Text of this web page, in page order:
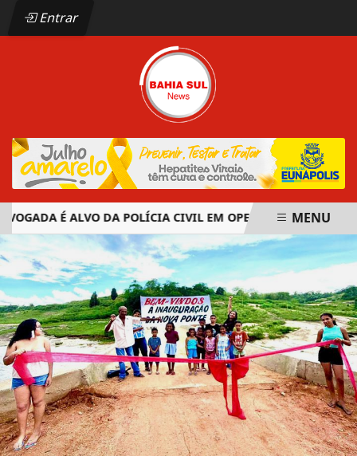
Entrar
É ALVO DA POLÍCIA CIVIL EM OPERAÇÃO CONTRA
EM ALTA
MENU